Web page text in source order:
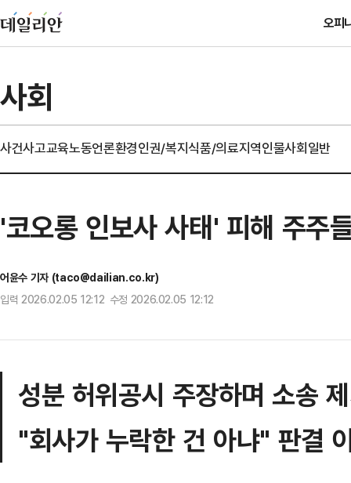
오피
사회
사건사고교육노동언론환경인권/복지식품/의료지역인물사회일반
'코오롱 인보사 사태' 피해 주주
어윤수 기자 (taco@dailian.co.kr)
입력 2026.02.05 12:12 수정 2026.02.05 12:12
성분 허위공시 주장하며 소송
"회사가 누락한 건 아냐" 판결